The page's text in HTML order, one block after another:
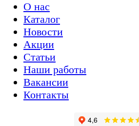
О нас
Каталог
Новости
Акции
Статьи
Наши работы
Вакансии
Контакты